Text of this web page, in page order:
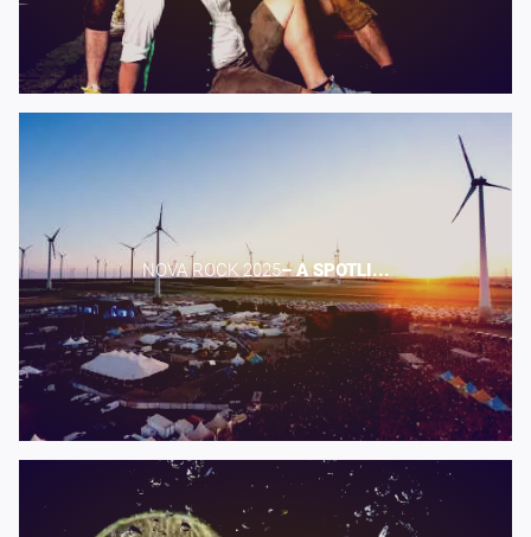
NOVA ROCK 2025​– A SPOTLI...